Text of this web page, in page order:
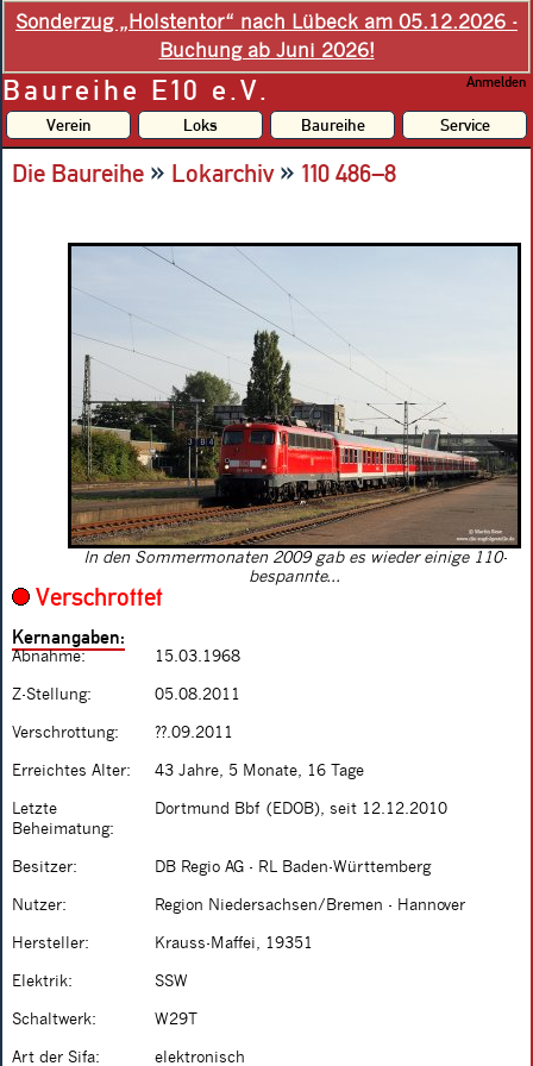
Sonderzug „Holstentor“ nach Lübeck am 05.12.2026 -
Buchung ab Juni 2026!
Baureihe E10 e.V. Anmelden
Verein Loks Baureihe Service
Die Baureihe » Lokarchiv» 110 486–8
In den Sommermonaten 2009 gab es wieder einige 110-
bespannte...
Verschrottet
Kernangaben:
Abnahme: 15.03.1968
Z-Stellung: 05.08.2011
Verschrottung: ??.09.2011
Erreichtes Alter: 43 Jahre, 5 Monate, 16 Tage
Letzte
Beheimatung:
Dortmund Bbf (EDOB), seit 12.12.2010
Besitzer: DB Regio AG - RL Baden-Württemberg
Nutzer: Region Niedersachsen/Bremen - Hannover
Hersteller: Krauss-Maffei, 19351
Elektrik: SSW
Schaltwerk: W29T
Art der Sifa: elektronisch